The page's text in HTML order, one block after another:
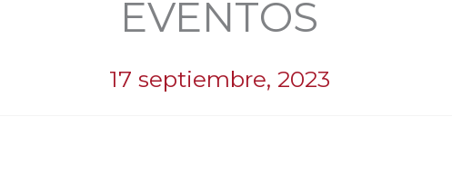
EVENTOS
17 septiembre, 2023